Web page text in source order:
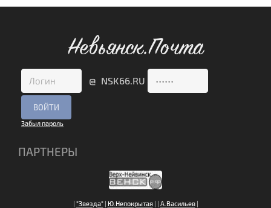
Невьянск.Почта
@ NSK66.RU
Забыл пароль
ПАРТНЕРЫ
| "Звезда"| Ю.Непокрытая| | А.Васильев|